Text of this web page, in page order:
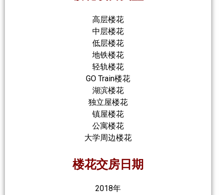
高层楼花
中层楼花
低层楼花
地铁楼花
轻轨楼花
GO Train楼花
湖滨楼花
独立屋楼花
镇屋楼花
公寓楼花
大学周边楼花
楼花交房日期
2018年